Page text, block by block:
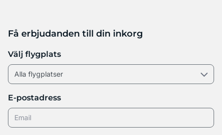
Få erbjudanden till din inkorg
Välj flygplats
E-postadress